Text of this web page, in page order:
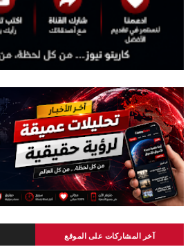
آخر المشاركات على الموقع